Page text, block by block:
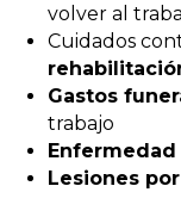
volver al
Cuidados
Gastos
trabajo
Enfermedad
Lesiones